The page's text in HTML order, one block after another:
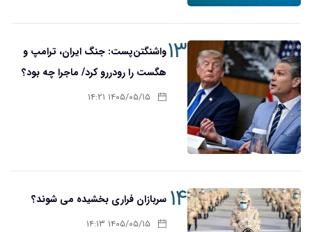
۱۳واشنگتن‌پست: جنگ ایران، ترامپ و
هگست را رودررو کرد/ ماجرا چه بود؟
۱۴۰۵/۰۵/۱۵ ۱۴:۲۱
۱۴ سربازان فراری بخشیده می شوند؟
۱۴۰۵/۰۵/۱۵ ۱۴:۱۳